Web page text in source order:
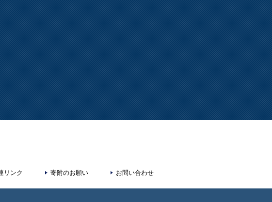
リンク 寄附のお願い お問い合わせ